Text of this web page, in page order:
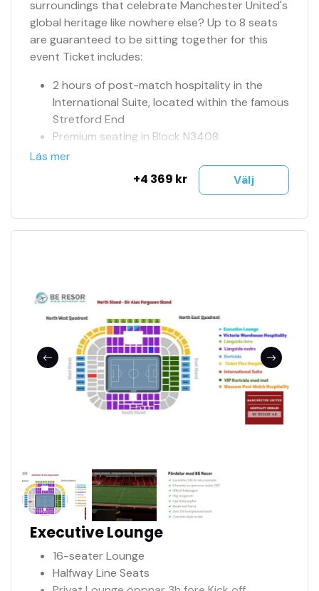
surroundings that celebrate Manchester United's
global heritage like nowhere else? Up to 8 seats
are guaranteed to be sitting together for this
event Ticket includes:
2 hours of post-match hospitality in the
International Suite, located within the famous
Stretford End
Premium seating in Block N3408
Complimentary bar including beer, wine, hot
Families and children welcome
& go food optionsNumrerade sittplatser
Se fler bilder i bildspel
Biljetterna mejlas
Läs mer
+4 369 kr Välj
Executive Lounge
16-seater Lounge
Halfway Line Seats